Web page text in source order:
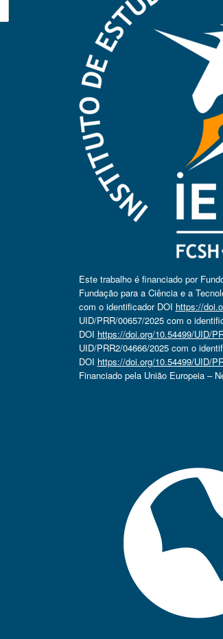
Este trabalho é financiado por
Fundação para a Ciência e a
com o identificador DOI https://
UID/PRR/00657/2025 com o
DOI https://doi.org/10.54499/UID/
UID/PRR2/04666/2025 com o
DOI https://doi.org/10.54499/UID/
Financiado pela União Europeia –